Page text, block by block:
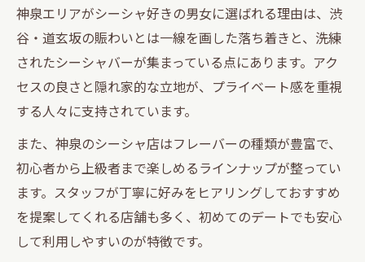
神泉エリアがシーシャ好きの男女に選ばれる理由は、渋
谷・道玄坂の賑わいとは一線を画した落ち着きと、洗練
されたシーシャバーが集まっている点にあります。アク
セスの良さと隠れ家的な立地が、プライベート感を重視
する人々に支持されています。
また、神泉のシーシャ店はフレーバーの種類が豊富で、
初心者から上級者まで楽しめるラインナップが整ってい
ます。スタッフが丁寧に好みをヒアリングしておすすめ
を提案してくれる店舗も多く、初めてのデートでも安心
して利用しやすいのが特徴です。